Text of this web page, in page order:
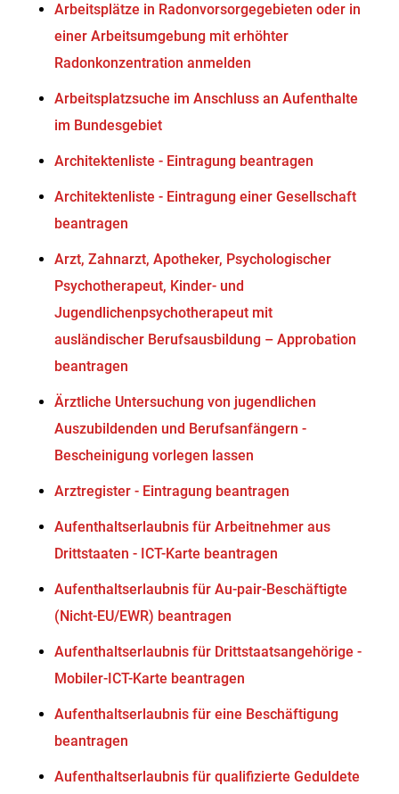
Arbeitsplätze in Radonvorsorgegebieten oder in
einer Arbeitsumgebung mit erhöhter
Radonkonzentration anmelden
Arbeitsplatzsuche im Anschluss an Aufenthalte
im Bundesgebiet
Architektenliste - Eintragung beantragen
Architektenliste - Eintragung einer Gesellschaft
beantragen
Arzt, Zahnarzt, Apotheker, Psychologischer
Psychotherapeut, Kinder- und
Jugendlichenpsychotherapeut mit
ausländischer Berufsausbildung – Approbation
beantragen
Ärztliche Untersuchung von jugendlichen
Auszubildenden und Berufsanfängern -
Bescheinigung vorlegen lassen
Arztregister - Eintragung beantragen
Aufenthaltserlaubnis für Arbeitnehmer aus
Drittstaaten - ICT-Karte beantragen
Aufenthaltserlaubnis für Au-pair-Beschäftigte
(Nicht-EU/EWR) beantragen
Aufenthaltserlaubnis für Drittstaatsangehörige -
Mobiler-ICT-Karte beantragen
Aufenthaltserlaubnis für eine Beschäftigung
beantragen
Aufenthaltserlaubnis für qualifizierte Geduldete